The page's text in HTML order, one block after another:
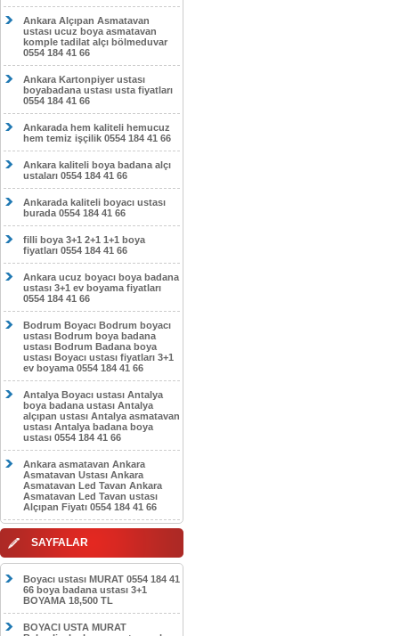
Ankara Alçıpan Asmatavan
ustası ucuz boya asmatavan
komple tadilat alçı bölmeduvar
0554 184 41 66
Ankara Kartonpiyer ustası
boyabadana ustası usta fiyatları
0554 184 41 66
Ankarada hem kaliteli hemucuz
hem temiz işçilik 0554 184 41 66
Ankara kaliteli boya badana alçı
ustaları 0554 184 41 66
Ankarada kaliteli boyacı ustası
burada 0554 184 41 66
filli boya 3+1 2+1 1+1 boya
fiyatları 0554 184 41 66
Ankara ucuz boyacı boya badana
ustası 3+1 ev boyama fiyatları
0554 184 41 66
Bodrum Boyacı Bodrum boyacı
ustası Bodrum boya badana
ustası Bodrum Badana boya
ustası Boyacı ustası fiyatları 3+1
ev boyama 0554 184 41 66
Antalya Boyacı ustası Antalya
boya badana ustası Antalya
alçıpan ustası Antalya asmatavan
ustası Antalya badana boya
ustası 0554 184 41 66
Ankara asmatavan Ankara
Asmatavan Ustası Ankara
Asmatavan Led Tavan Ankara
Asmatavan Led Tavan ustası
Alçıpan Fiyatı 0554 184 41 66
SAYFALAR
Boyacı ustası MURAT 0554 184 41
66 boya badana ustası 3+1
BOYAMA 18,500 TL
BOYACI USTA MURAT